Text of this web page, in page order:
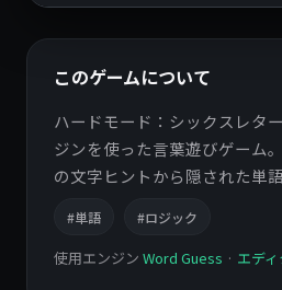
このゲームについて
ハードモード：シックスレタ
ジンを使った言葉遊びゲーム
の文字ヒントから隠された単
#単語 #ロジック
使用エンジン Word Guess · エデ